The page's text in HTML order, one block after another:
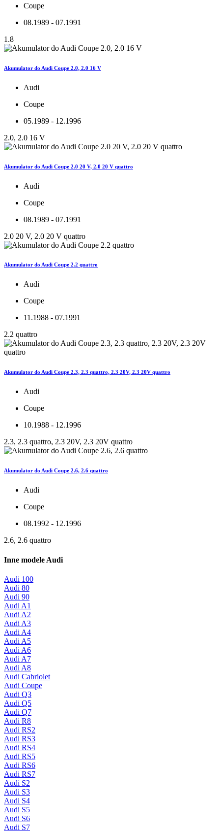
Coupe
08.1989 - 07.1991
1.8
Akumulator do Audi Coupe 2.0, 2.0 16 V
Audi
Coupe
05.1989 - 12.1996
2.0, 2.0 16 V
Akumulator do Audi Coupe 2.0 20 V, 2.0 20 V quattro
Audi
Coupe
08.1989 - 07.1991
2.0 20 V, 2.0 20 V quattro
Akumulator do Audi Coupe 2.2 quattro
Audi
Coupe
11.1988 - 07.1991
2.2 quattro
Akumulator do Audi Coupe 2.3, 2.3 quattro, 2.3 20V, 2.3 20V quattro
Audi
Coupe
10.1988 - 12.1996
2.3, 2.3 quattro, 2.3 20V, 2.3 20V quattro
Akumulator do Audi Coupe 2.6, 2.6 quattro
Audi
Coupe
08.1992 - 12.1996
2.6, 2.6 quattro
Inne modele Audi
Audi 100
Audi 80
Audi 90
Audi A1
Audi A2
Audi A3
Audi A4
Audi A5
Audi A6
Audi A7
Audi A8
Audi Cabriolet
Audi Coupe
Audi Q3
Audi Q5
Audi Q7
Audi R8
Audi RS2
Audi RS3
Audi RS4
Audi RS5
Audi RS6
Audi RS7
Audi S2
Audi S3
Audi S4
Audi S5
Audi S6
Audi S7